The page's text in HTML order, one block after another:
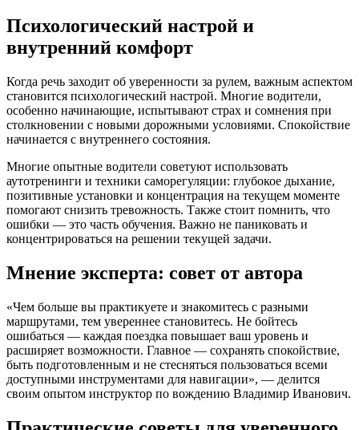
Психологический настрой и
внутренний комфорт
Когда речь заходит об уверенности за рулем, важным аспектом
становится психологический настрой. Многие водители,
особенно начинающие, испытывают страх и сомнения при
столкновении с новыми дорожными условиями. Спокойствие
начинается с внутреннего состояния.
Многие опытные водители советуют использовать
аутотренинги и техники саморегуляции: глубокое дыхание,
позитивные установки и концентрация на текущем моменте
помогают снизить тревожность. Также стоит помнить, что
ошибки — это часть обучения. Важно не паниковать и
концентрироваться на решении текущей задачи.
Мнение эксперта: совет от автора
«Чем больше вы практикуете и знакомитесь с разными
маршрутами, тем увереннее становитесь. Не бойтесь
ошибаться — каждая поездка повышает ваш уровень и
расширяет возможности. Главное — сохранять спокойствие,
быть подготовленным и не стесняться пользоваться всеми
доступными инструментами для навигации», — делится
своим опытом инструктор по вождению Владимир Иванович.